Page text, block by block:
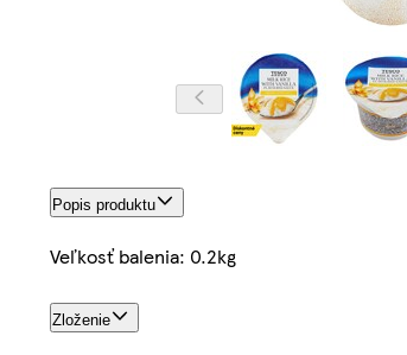
Popis produktu
Veľkosť balenia: 0.2kg
Zloženie